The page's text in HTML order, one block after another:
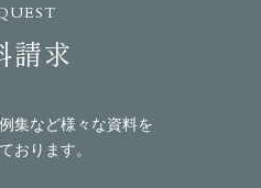
請求
集など様々な資料を
おります。